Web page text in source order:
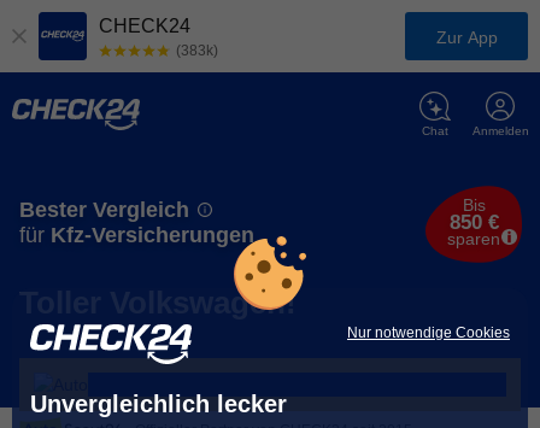
Nur notwendige Cookies
Unvergleichlich lecker
CHECK24
(383k)
Zur App
Anmelden
Chat
Bester Vergleich
für Kfz-Versicherungen
Bis
850 €
sparen
Toller Volkswagen!